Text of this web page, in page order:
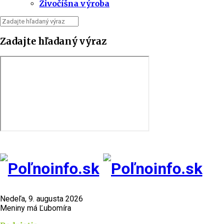
Živočíšna výroba
Zadajte hľadaný výraz
Nedeľa, 9. augusta 2026
Meniny má Ľubomíra